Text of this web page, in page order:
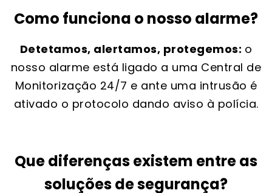
Como funciona o nosso alarme?
Detetamos, alertamos, protegemos: o
nosso alarme está ligado a uma Central de
Monitorização 24/7 e ante uma intrusão é
ativado o protocolo dando aviso à polícia.
Que diferenças existem entre as
soluções de segurança?